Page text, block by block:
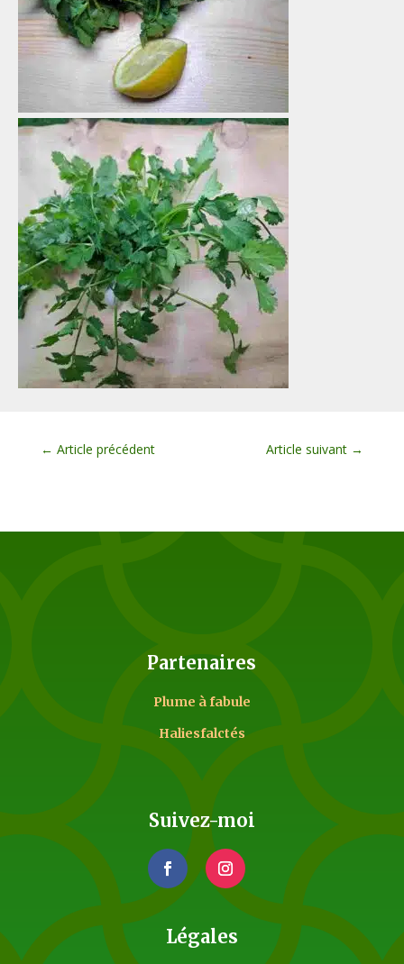
← Article précédent Article suivant →
Partenaires
Plume à fabule
Haliesfalctés
Suivez-moi
Légales